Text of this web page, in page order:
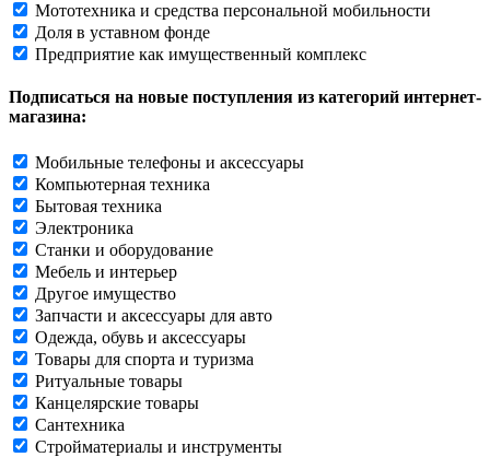
Мототехника и средства персональной мобильности
Доля в уставном фонде
Предприятие как имущественный комплекс
Подписаться на новые поступления из категорий интернет-
магазина:
Мобильные телефоны и аксессуары
Компьютерная техника
Бытовая техника
Электроника
Станки и оборудование
Мебель и интерьер
Другое имущество
Запчасти и аксессуары для авто
Одежда, обувь и аксессуары
Товары для спорта и туризма
Ритуальные товары
Канцелярские товары
Сантехника
Стройматериалы и инструменты